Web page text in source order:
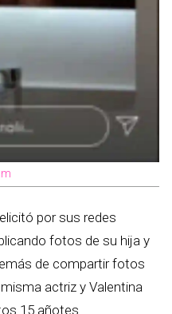
por sus redes
fotos de su hija y
de compartir fotos
actriz y Valentina
15 añotes.